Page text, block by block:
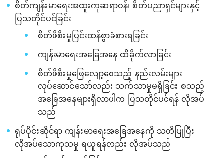
စိတ်ကျန်းမာရေးအထူးကုဆရာဝန်၊ စိတ်ပညာရှင်များနှင့်
ပြသတိုင်ပင်ခြင်း
စိတ်ဖိစီးမှုပြင်းထန်စွာခံစားရခြင်း
ကျန်းမာရေးအခြေအနေ ထိခိုက်လာခြင်း
စိတ်ဖိစီးမှုဖြေလျော့စေသည့် နည်းလမ်းများ
လုပ်ဆောင်သော်လည်း သက်သာမှုမရှိခြင်း စသည့်
အခြေအနေများရှိလာပါက ပြသတိုင်ပင်ရန် လိုအပ်
သည်
ရုပ်ပိုင်းဆိုင်ရာ ကျန်းမာရေးအခြေအနေကို သတိပြုပြီး
လိုအပ်သောကုသမှု ရယူရန်လည်း လိုအပ်သည်